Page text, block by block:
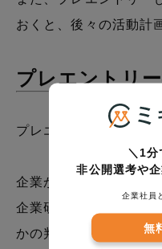
おくと、後々の活動計
プレエントリ
プレエントリーはあく
企業からの情報を受け
企業研究を積極的に行
かの判断材料を集めま
＼1分
非公開選考や
企業社員
無